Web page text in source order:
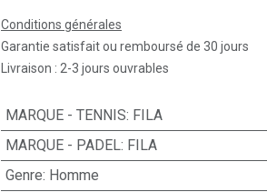
Conditions générales
Garantie satisfait ou remboursé de 30 jours
Livraison : 2-3 jours ouvrables
MARQUE - TENNIS: FILA
MARQUE - PADEL: FILA
Genre: Homme